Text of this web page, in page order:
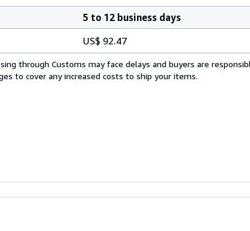
5 to 12 business days
US$ 92.47
through Customs may face delays and buyers are
to cover any increased costs to ship your items.